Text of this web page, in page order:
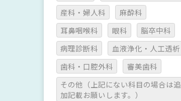
産科・婦人科
麻酔科
耳鼻咽喉科
眼科
脳卒中科
病理診断科
血液浄化・人工透析
歯科・口腔外科
審美歯科
その他（上記にない科目の場合は追
加記載お願いします。）